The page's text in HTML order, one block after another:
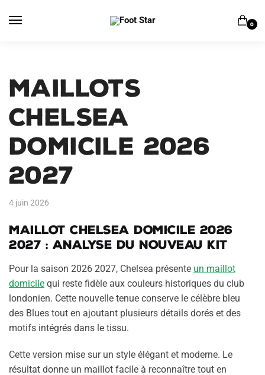
0
Maillots
Chelsea
Domicile 2026
2027
4 juin 2026
Maillot Chelsea domicile 2026
2027 : analyse du nouveau kit
Pour la saison 2026 2027, Chelsea présente un maillot
domicile qui reste fidèle aux couleurs historiques du club
londonien. Cette nouvelle tenue conserve le célèbre bleu
des Blues tout en ajoutant plusieurs détails dorés et des
motifs intégrés dans le tissu.
Cette version mise sur un style élégant et moderne. Le
résultat donne un maillot facile à reconnaître tout en